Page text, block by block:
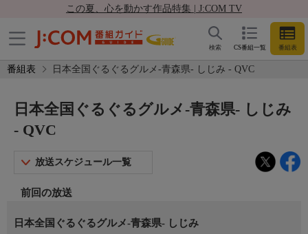
この夏、心を動かす作品特集 | J:COM TV
CS番組一覧 番組表
検索
番組表 日本全国ぐるぐるグルメ-青森県- しじみ - QVC
日本全国ぐるぐるグルメ-青森県- しじみ
- QVC
放送スケジュール一覧
前回の放送
日本全国ぐるぐるグルメ-青森県- しじみ